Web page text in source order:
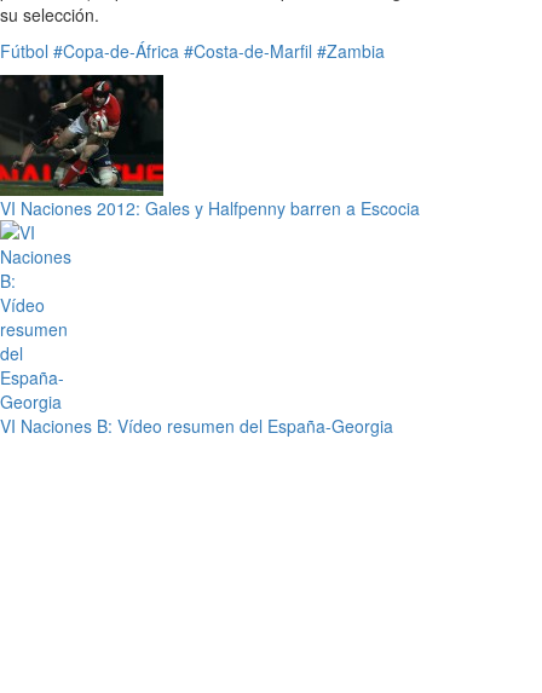
su selección.
Fútbol #Copa-de-África #Costa-de-Marfil #Zambia
VI Naciones 2012: Gales y Halfpenny barren a Escocia
VI Naciones B: Vídeo resumen del España-Georgia